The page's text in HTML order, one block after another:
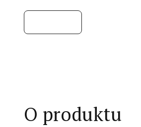
O produktu